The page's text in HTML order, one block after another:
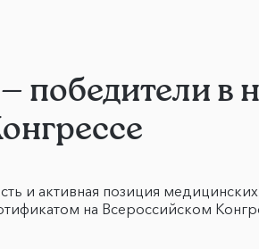
победители в
и активная позиция
на Всероссийском